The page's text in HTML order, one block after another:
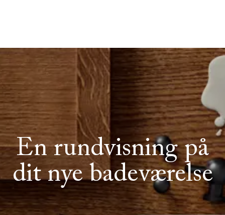
En rundvisning på
dit nye badeværelse